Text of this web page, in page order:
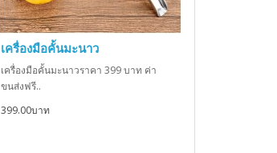
เครื่องมือคั้นมะนาว
เครื่องมือคั้นมะนาวราคา 399 บาท ค่า
ขนส่งฟรี..
399.00บาท